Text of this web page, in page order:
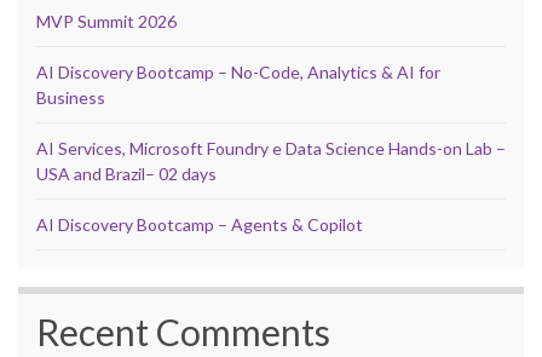
MVP Summit 2026
AI Discovery Bootcamp – No-Code, Analytics & AI for
Business
AI Services, Microsoft Foundry e Data Science Hands-on Lab –
USA and Brazil– 02 days
AI Discovery Bootcamp – Agents & Copilot
Recent Comments